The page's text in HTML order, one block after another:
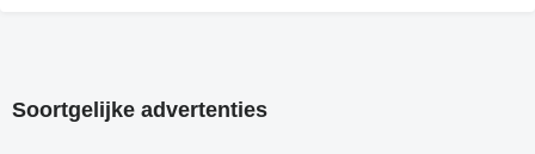
Soortgelijke advertenties